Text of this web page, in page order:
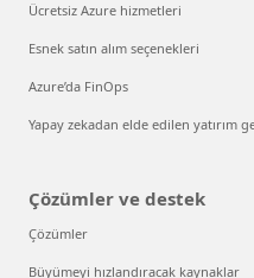
Ücretsiz Azure hizmetleri
Esnek satın alım seçenekleri
Azure’da FinOps
Yapay zekadan elde edilen yatırım
Çözümler ve destek
Çözümler
Büyümeyi hızlandıracak kaynaklar